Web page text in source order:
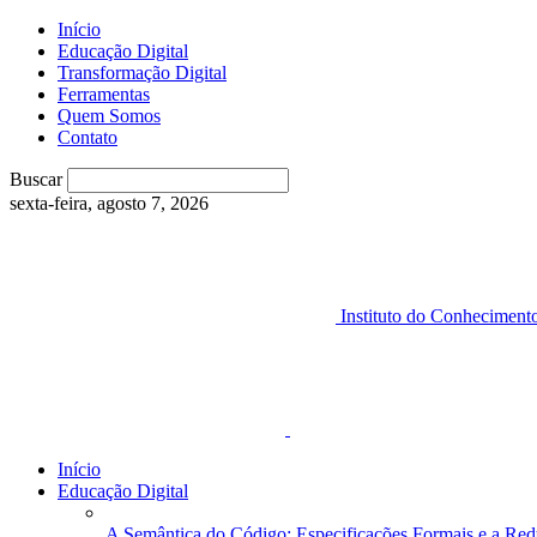
Início
Educação Digital
Transformação Digital
Ferramentas
Quem Somos
Contato
Buscar
sexta-feira, agosto 7, 2026
Instituto do
Início
Educação Digital